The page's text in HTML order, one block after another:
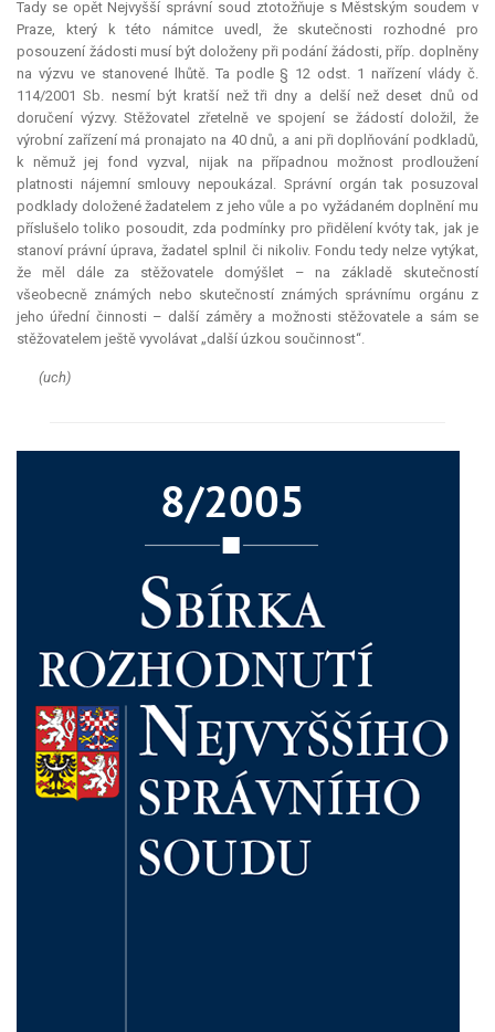
Tady se opět Nejvyšší správní soud ztotožňuje s Městským soudem v
Praze, který k této námitce uvedl, že skutečnosti rozhodné pro
posouzení žádosti musí být doloženy při podání žádosti, příp. doplněny
na výzvu ve stanovené lhůtě. Ta podle § 12 odst. 1 nařízení vlády č.
114/2001 Sb. nesmí být kratší než tři dny a delší než deset dnů od
doručení výzvy. Stěžovatel zřetelně ve spojení se žádostí doložil, že
výrobní zařízení má pronajato na 40 dnů, a ani při doplňování podkladů,
k němuž jej fond vyzval, nijak na případnou možnost prodloužení
platnosti nájemní smlouvy nepoukázal. Správní orgán tak posuzoval
podklady doložené žadatelem z jeho vůle a po vyžádaném doplnění mu
příslušelo toliko posoudit, zda podmínky pro přidělení kvóty tak, jak je
stanoví právní úprava, žadatel splnil či nikoliv. Fondu tedy nelze vytýkat,
že měl dále za stěžovatele domýšlet – na základě skutečností
všeobecně známých nebo skutečností známých správnímu orgánu z
jeho úřední činnosti – další záměry a možnosti stěžovatele a sám se
stěžovatelem ještě vyvolávat „další úzkou součinnost“.
(uch)